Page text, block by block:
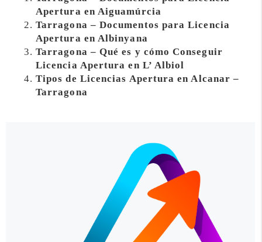
Apertura en Aiguamúrcia
Tarragona – Documentos para Licencia
Apertura en Albinyana
Tarragona – Qué es y cómo Conseguir
Licencia Apertura en L’ Albiol
Tipos de Licencias Apertura en Alcanar –
Tarragona